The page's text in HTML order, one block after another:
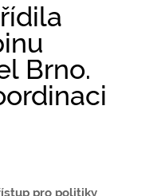
Brno.
pro politiky